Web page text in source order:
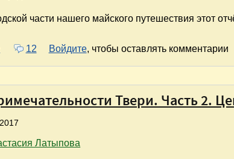
части нашего майского путешествия этот
о Нижний Новгород - Владимир - Суздаль. Отчёт.
12 Войдите, чтобы оставлять комментарии
Твери. Часть 2.
Латыпова